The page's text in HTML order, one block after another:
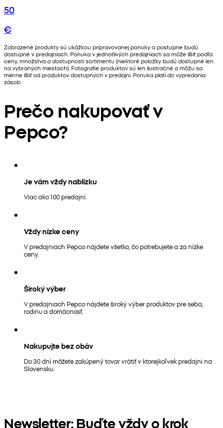
50
€
Zobrazené produkty sú ukážkou pripravovanej ponuky a postupne budú
dostupné v predajniach. Ponuka v jednotlivých predajniach sa môže líšiť podľa
ceny, množstva a dostupnosti sortimentu (niektoré položky budú dostupné len
na vybraných miestach). Fotografie produktov sú len ilustračné a môžu sa
mierne líšiť od produktov dostupných v predajni. Ponuka platí do vypredania
zásob.
Prečo nakupovať v
Pepco?
Je vám vždy nablízku
Viac ako 100 predajní.
Vždy nízke ceny
V predajniach Pepco nájdete všetko, čo potrebujete a za nízke
ceny.
Široký výber
V predajniach Pepco nájdete široký výber produktov pre seba,
rodinu a domácnosť.
Nakupujte bez obáv
Do 30 dní môžete zakúpený tovar vrátiť v ktorejkoľvek predajni na
Slovensku.
Newsletter: Buďte vždy o krok